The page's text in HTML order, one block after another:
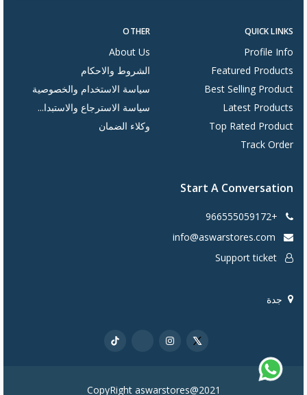
QUICK LINKS
Profile Info
Featured Products
Best Selling Product
Latest Products
Top Rated Product
Track Order
OTHER
About Us
الشروط والاحكام
سياسة الاستخدام والخصوصية
سياسة الاسترجاع والاستبدا...
وكلاء الضمان
Start A Conversation
+966555059172
جدة
CopyRight aswarstores@2021